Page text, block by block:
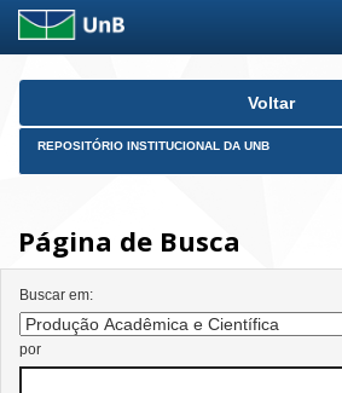
Skip
Voltar
REPOSITÓRIO INSTITUCIONAL DA UNB
Página de Busca
Buscar em:
por